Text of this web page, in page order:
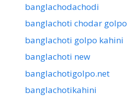
banglachodachodi
banglachoti chodar golpo
banglachoti golpo kahini
banglachoti new
banglachotigolpo.net
banglachotikahini